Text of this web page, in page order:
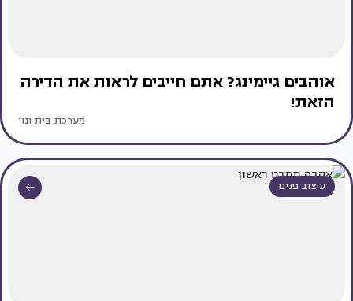
אוהבים גיימינג? אתם חייבים לראות את הדירה
הזאת!
מערכת בית ונוי
עיצוב פנים